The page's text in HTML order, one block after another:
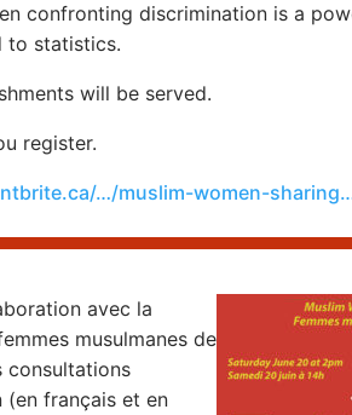
confronting discrimination is a
to statistics.
will be served.
register.
…/muslim-women-
avec la
musulmanes de
consultations
(en français et en